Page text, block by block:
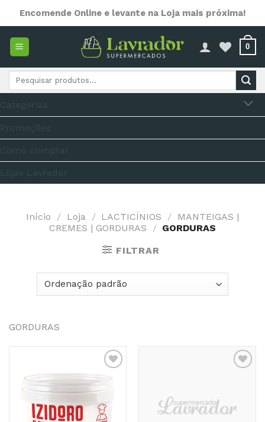
content
Encomende Online e levante na Loja mais próxima!
0
Pesquisar
Início / Loja / LACTICÍNIOS / MANTEIGAS |
CREMES | GORDURAS
/ GORDURAS
FILTRAR
GORDURAS